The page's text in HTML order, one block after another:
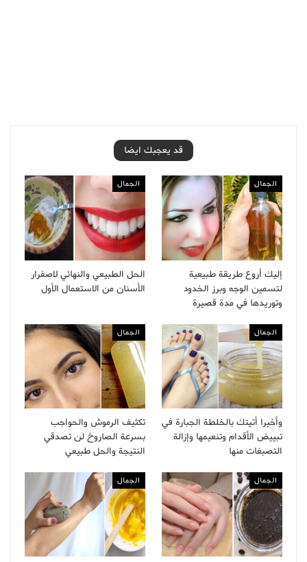
قد يعجبك ايضا
الجمال
إليك أروع طريقة طبيعية
لتسمين الوجه وبرز الخدود
وتوريدها في مدة قصيرة
الجمال
الحل الطبيعي والنهائي لاصفرار
الأسنان من الاستعمال الأول
الجمال
وأخيرا أتيتك بالخلطة الجبارة في
تبييض الأقدام وتنعيمها وإزالة
التصبغات منها
الجمال
تكثيف الرموش والحواجب
بسرعة الصاروخ لن تصدقي
النتيجة والحل طبيعي
الجمال الجمال